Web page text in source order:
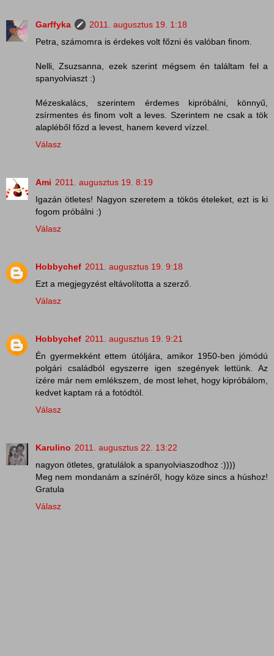
Garffyka
2011. augusztus 19. 1:18
Petra, számomra is érdekes volt főzni és valóban finom.
Nelli, Zsuzsanna, ezek szerint mégsem én találtam fel a
spanyolviaszt :)
Mézeskalács, szerintem érdemes kipróbálni, könnyű,
zsírmentes és finom volt a leves. Szerintem ne csak a tök
alapléből főzd a levest, hanem keverd vízzel.
Válasz
Ami 2011. augusztus 19. 8:19
Igazán ötletes! Nagyon szeretem a tökös ételeket, ezt is ki
fogom próbálni :)
Válasz
Hobbychef 2011. augusztus 19. 9:18
Ezt a megjegyzést eltávolította a szerző.
Válasz
Hobbychef 2011. augusztus 19. 9:21
Én gyermekként ettem útóljára, amikor 1950-ben jómódú
polgári családból egyszerre igen szegények lettünk. Az
ízére már nem emlékszem, de most lehet, hogy kipróbálom,
kedvet kaptam rá a fotódtól.
Válasz
Karulino 2011. augusztus 22. 13:22
nagyon ötletes, gratulálok a spanyolviaszodhoz :))))
Meg nem mondanám a színéről, hogy köze sincs a húshoz!
Gratula
Válasz